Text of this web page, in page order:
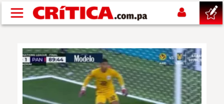
Pasar al contenido principal
SUCESOS
NACIONAL